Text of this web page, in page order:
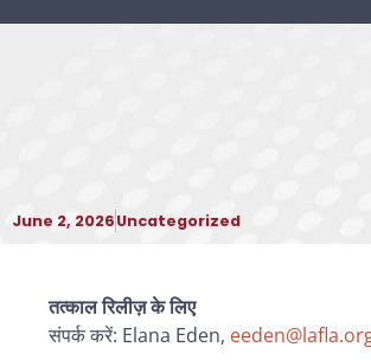
June 2, 2026Uncategorized
तत्काल रिलीज़ के लिए
संपर्क करें: Elana Eden,